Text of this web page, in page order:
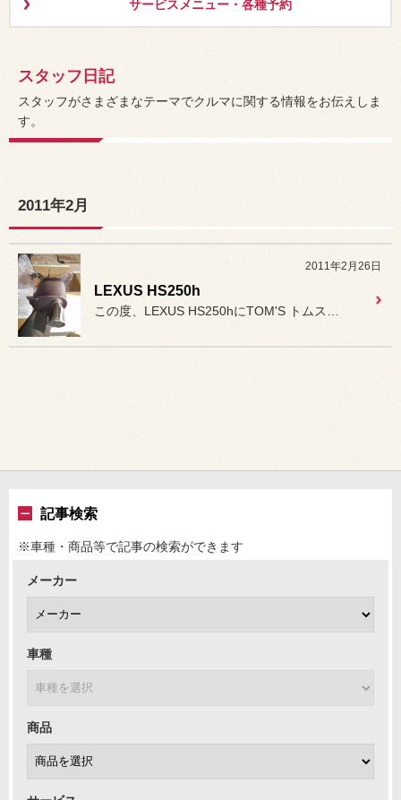
サービスメニュー・各種予約
スタッフ日記
スタッフがさまざまなテーマでクルマに関する情報をお伝えしま
す。
2011年2月
2011年2月26日
LEXUS HS250h
記事検索
※車種・商品等で記事の検索ができます
メーカー
車種
商品